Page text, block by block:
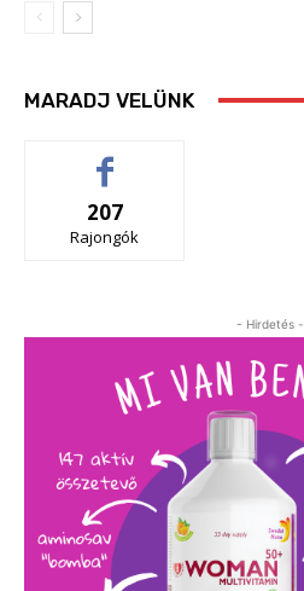
MARADJ VELÜNK
207
Rajongók
- Hirdetés -